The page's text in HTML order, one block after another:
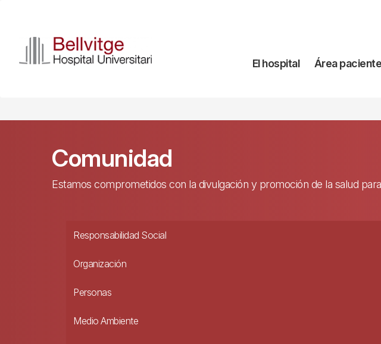
contenido
principal
Navegación
El hospital Área paciente
Comunidad
Estamos comprometidos con la divulgación y promoción de la salud
Responsabilidad Social
Organización
Personas
Medio Ambiente